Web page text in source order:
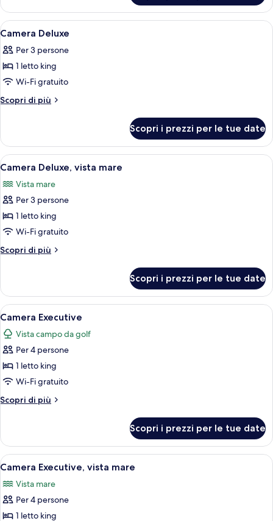
Superior,
vista
mare
Apri
tutte
le
foto
per
Camera
Una camera d'albergo con un letto
4
Camera Deluxe
Per 3 persone
1 letto king
Wi-Fi gratuito
Scopri di più
Altri
Deluxe
Scopri i prezzi per le tue date
Apri
tutte
le
foto
per
Camera
Deluxe,
vista
Biancheria da letto di alta qualità,
3
Camera Deluxe, vista mare
Vista mare
Per 3 persone
1 letto king
Wi-Fi gratuito
Scopri di più
Altri
Deluxe,
vista
mare
Scopri i prezzi per le tue date
Apri
tutte
le
foto
per
Camera
Executive
Una camera d'albergo con un letto,
3
Camera Executive
Vista campo da golf
Per 4 persone
1 letto king
Wi-Fi gratuito
Scopri di più
Altri
Executive
Scopri i prezzi per le tue date
Apri
tutte
le
foto
per
Camera d'albergo con un letto
2
Camera Executive, vista mare
Vista mare
Per 4 persone
1 letto king